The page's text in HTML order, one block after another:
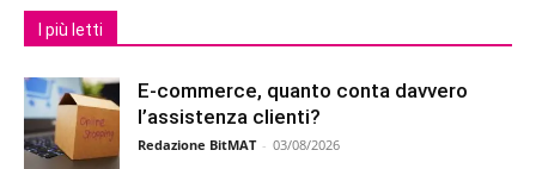
I più letti
E-commerce, quanto conta davvero
l’assistenza clienti?
Redazione BitMAT - 03/08/2026